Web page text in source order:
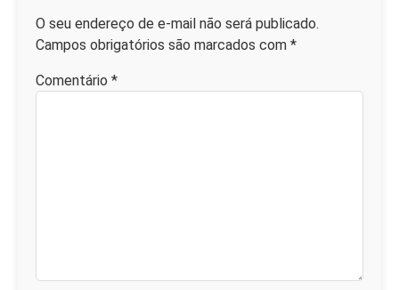
O seu endereço de e-mail não será publicado.
Campos obrigatórios são marcados com *
Comentário *